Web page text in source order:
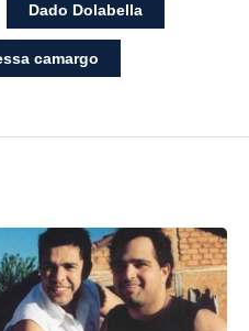
Dado Dolabella
camargo